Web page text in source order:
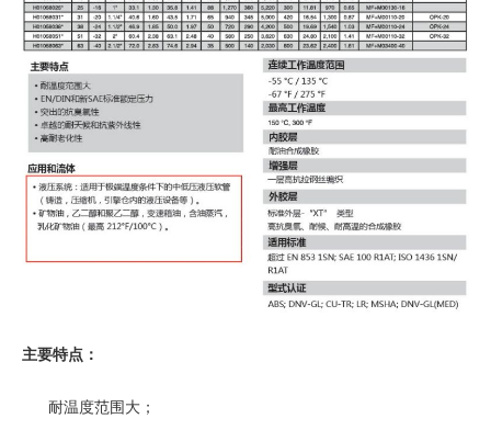
主要特点：
耐温度范围大；